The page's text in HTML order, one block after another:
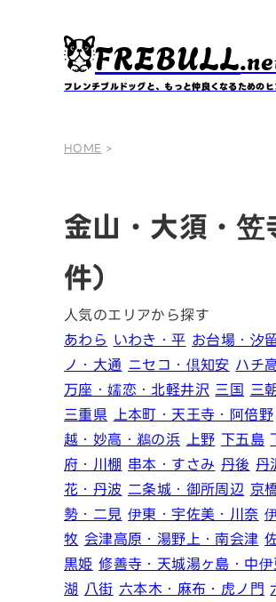
FREBULL
フレンチブルドッグと、もっと仲良くなるためのヒ
HOME >
金山・大須・笠
件）
人気のエリアから探す
あわら いわき・平 お台場・汐
ノ・大通 ニセコ・倶知安 ハチ
万座・嬬恋・北軽井沢 三国 三
三重県
上本町・天王寺・阿倍野
越・妙高・鵜の浜
上野 下五島
府・川棚 串本・すさみ 丹後 丹
花・丹波 二条城・御所周辺 京
勢・二見 伊東・宇佐美・川奈
牧 会津高原・湯野上・南会津
黒姫 修善寺・天城湯ヶ島・中伊
湖 八街 六本木・麻布・虎ノ門